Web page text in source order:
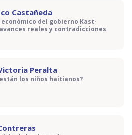
Castañeda
económico del gobierno Kast-
reales y contradicciones
Peralta
los niños haitianos?